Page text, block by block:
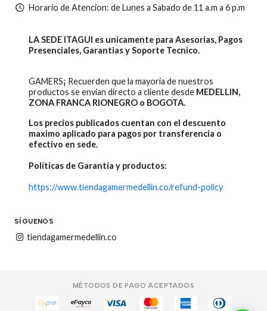
Horario de Atencion: de Lunes a Sabado de 11 a.m a 6 p.m
LA SEDE ITAGUI es unicamente para Asesorias, Pagos
Presenciales, Garantias y Soporte Tecnico.
GAMERS¡ Recuerden que la mayoria de nuestros
productos se envian directo a cliente desde MEDELLIN,
ZONA FRANCA RIONEGRO o BOGOTA.
Los precios publicados cuentan con el descuento
maximo aplicado para pagos por transferencia o
efectivo en sede.
Políticas de Garantía y productos:
https://www.tiendagamermedellin.co/refund-policy
SÍGUENOS
tiendagamermedellin.co
MÉTODOS DE PAGO ACEPTADOS